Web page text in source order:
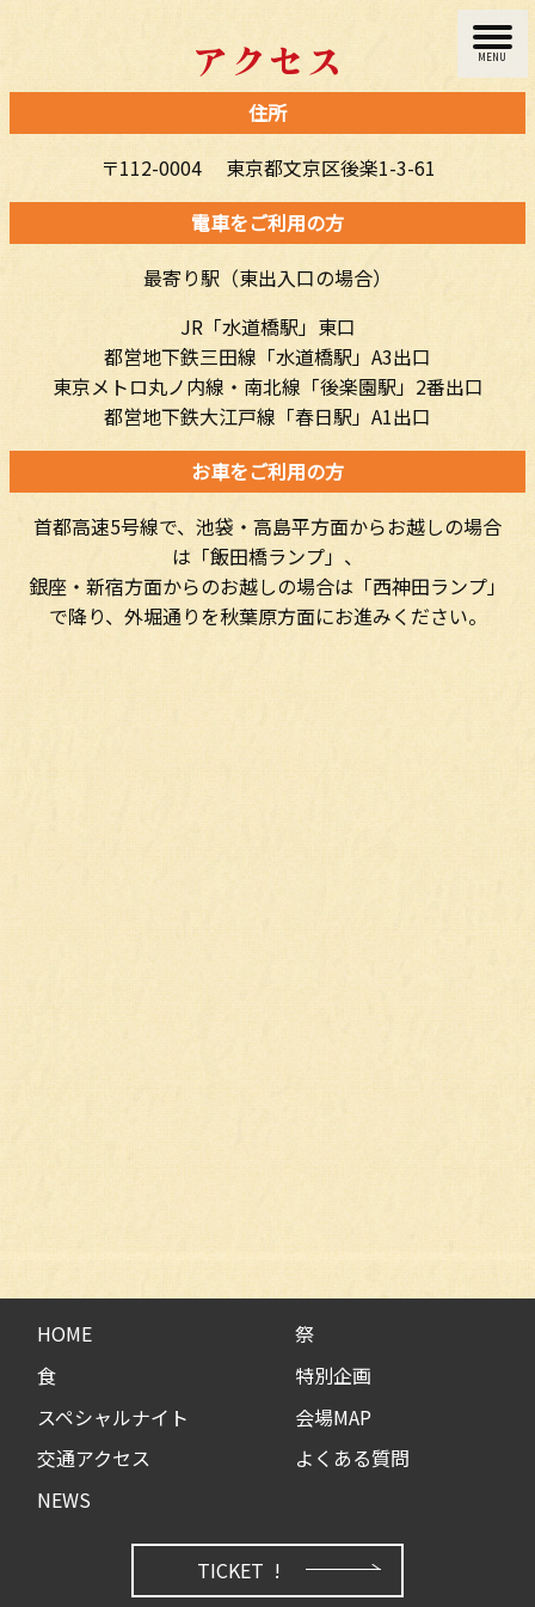
MENU
アクセス
住所
〒112-0004 東京都文京区後楽1-3-61
電車をご利用の方
最寄り駅（東出入口の場合）
JR「水道橋駅」東口
都営地下鉄三田線「水道橋駅」A3出口
東京メトロ丸ノ内線・南北線「後楽園駅」2番出口
都営地下鉄大江戸線「春日駅」A1出口
お車をご利用の方
首都高速5号線で、池袋・高島平方面からお越しの場合
は「飯田橋ランプ」、
銀座・新宿方面からのお越しの場合は「西神田ランプ」
で降り、外堀通りを秋葉原方面にお進みください。
HOME
祭
食
特別企画
スペシャルナイト
会場MAP
交通アクセス
よくある質問
NEWS
TICKET !